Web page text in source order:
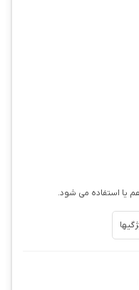
هم یا استفاده می شود.